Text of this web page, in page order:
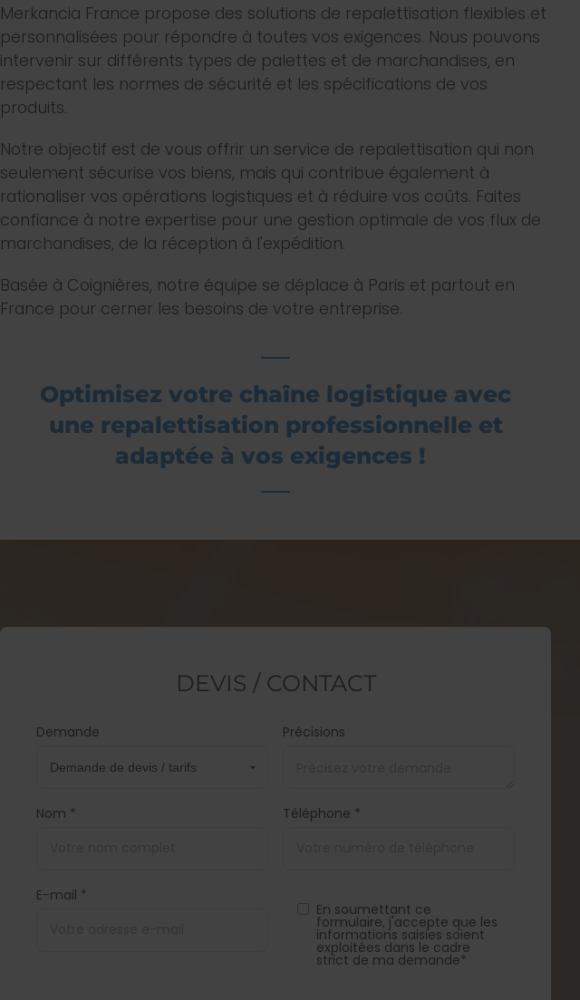
Merkancia France propose des solutions de repalettisation flexibles et
personnalisées pour répondre à toutes vos exigences. Nous pouvons
intervenir sur différents types de palettes et de marchandises, en
respectant les normes de sécurité et les spécifications de vos
produits.
Notre objectif est de vous offrir un service de repalettisation qui non
seulement sécurise vos biens, mais qui contribue également à
rationaliser vos opérations logistiques et à réduire vos coûts. Faites
confiance à notre expertise pour une gestion optimale de vos flux de
marchandises, de la réception à l'expédition.
Basée à Coignières, notre équipe se déplace à Paris et partout en
France pour cerner les besoins de votre entreprise.
Optimisez votre chaîne logistique avec
une repalettisation professionnelle et
adaptée à vos exigences !
DEVIS / CONTACT
Demande Précisions
Nom * Téléphone *
E-mail *
En soumettant ce
formulaire, j'accepte que les
informations saisies soient
exploitées dans le cadre
strict de ma demande*